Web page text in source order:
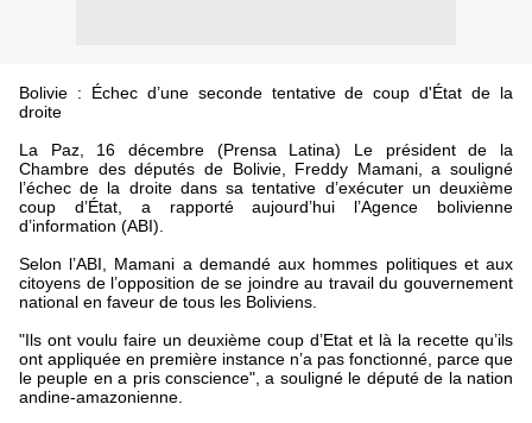
Bolivie : Échec d’une seconde tentative de coup d'État de la
droite
La Paz, 16 décembre (Prensa Latina) Le président de la
Chambre des députés de Bolivie, Freddy Mamani, a souligné
l’échec de la droite dans sa tentative d’exécuter un deuxième
coup d’État, a rapporté aujourd’hui l’Agence bolivienne
d’information (ABI).
Selon l’ABI, Mamani a demandé aux hommes politiques et aux
citoyens de l’opposition de se joindre au travail du gouvernement
national en faveur de tous les Boliviens.
"Ils ont voulu faire un deuxième coup d’Etat et là la recette qu’ils
ont appliquée en première instance n’a pas fonctionné, parce que
le peuple en a pris conscience", a souligné le député de la nation
andine-amazonienne.